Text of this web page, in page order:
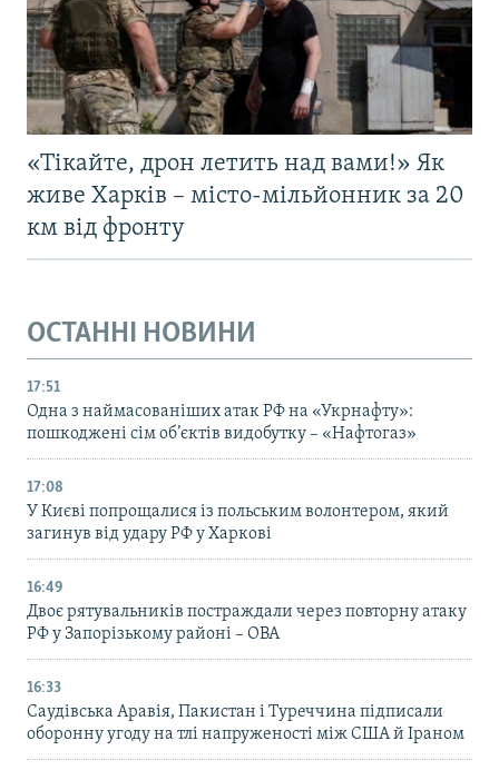
«Тікайте, дрон летить над вами!» Як
живе Харків – місто-мільйонник за 20
км від фронту
ОСТАННІ НОВИНИ
17:51
Одна з наймасованіших атак РФ на «Укрнафту»:
пошкоджені сім об’єктів видобутку – «Нафтогаз»
17:08
У Києві попрощалися із польським волонтером, який
загинув від удару РФ у Харкові
16:49
Двоє рятувальників постраждали через повторну атаку
РФ у Запорізькому районі – ОВА
16:33
Саудівська Аравія, Пакистан і Туреччина підписали
оборонну угоду на тлі напруженості між США й Іраном